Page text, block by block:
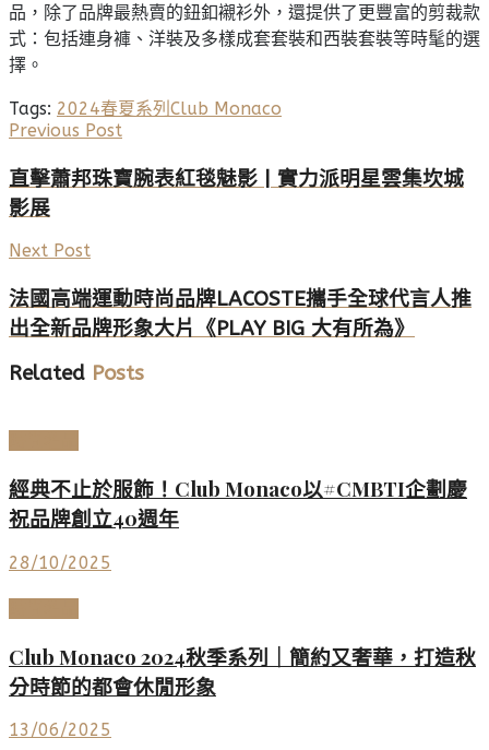
品，除了品牌最熱賣的鈕釦襯衫外，還提供了更豐富的剪裁款
式：包括連身褲、洋裝及多樣成套套裝和西裝套裝等時髦的選
擇。
Tags: 2024春夏系列 Club Monaco
Previous Post
直擊蕭邦珠寶腕表紅毯魅影 | 實力派明星雲集坎城
影展
Next Post
法國高端運動時尚品牌LACOSTE攜手全球代言人推
出全新品牌形象大片《PLAY BIG 大有所為》
Related Posts
經典不止於服飾！Club Monaco以#CMBTI企劃慶
祝品牌創立40週年
28/10/2025
Club Monaco 2024秋季系列｜簡約又奢華，打造秋
分時節的都會休閒形象
13/06/2025